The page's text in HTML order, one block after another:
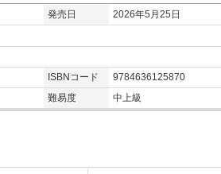
発売日
2026年5月25日
ISBNコード
9784636125870
難易度 中上級